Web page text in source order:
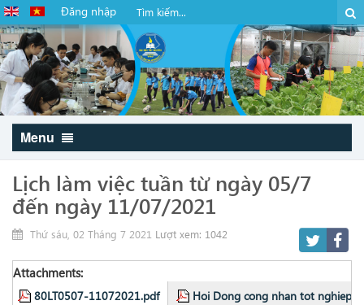
Đăng nhập
Menu
Lịch làm việc tuần từ ngày 05/7
đến ngày 11/07/2021
Thứ sáu, 02 Tháng 7 2021 Lượt xem: 1042
Attachments:
80LT0507-11072021.pdf Hoi Dong cong nhan tot nghiep